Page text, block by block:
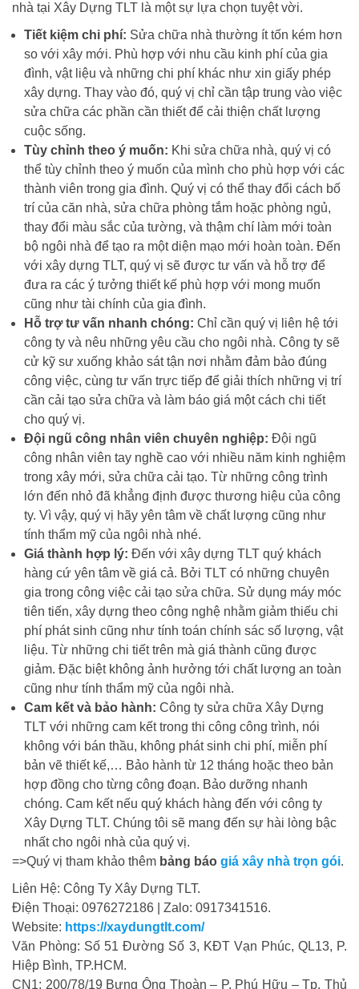
nhà tại Xây Dựng TLT là một sự lựa chọn tuyệt vời.
Tiết kiệm chi phí: Sửa chữa nhà thường ít tốn kém hơn
so với xây mới. Phù hợp với nhu cầu kinh phí của gia
đình, vật liệu và những chi phí khác như xin giấy phép
xây dựng. Thay vào đó, quý vị chỉ cần tập trung vào việc
sửa chữa các phần cần thiết để cải thiện chất lượng
cuộc sống.
Tùy chỉnh theo ý muốn: Khi sửa chữa nhà, quý vị có
thể tùy chỉnh theo ý muốn của mình cho phù hợp với các
thành viên trong gia đình. Quý vị có thể thay đổi cách bố
trí của căn nhà, sửa chữa phòng tắm hoặc phòng ngủ,
thay đổi màu sắc của tường, và thậm chí làm mới toàn
bộ ngôi nhà để tạo ra một diện mạo mới hoàn toàn. Đến
với xây dựng TLT, quý vị sẽ được tư vấn và hỗ trợ để
đưa ra các ý tưởng thiết kế phù hợp với mong muốn
cũng như tài chính của gia đình.
Hỗ trợ tư vấn nhanh chóng: Chỉ cần quý vị liên hệ tới
công ty và nêu những yêu cầu cho ngôi nhà. Công ty sẽ
cử kỹ sư xuống khảo sát tận nơi nhằm đảm bảo đúng
công việc, cùng tư vấn trực tiếp để giải thích những vị trí
cần cải tạo sửa chữa và làm báo giá một cách chi tiết
cho quý vị.
Đội ngũ công nhân viên chuyên nghiệp: Đội ngũ
công nhân viên tay nghề cao với nhiều năm kinh nghiệm
trong xây mới, sửa chữa cải tạo. Từ những công trình
lớn đến nhỏ đã khẳng định được thương hiệu của công
ty. Vì vậy, quý vị hãy yên tâm về chất lượng cũng như
tính thẩm mỹ của ngôi nhà nhé.
Giá thành hợp lý: Đến với xây dựng TLT quý khách
hàng cứ yên tâm về giá cả. Bởi TLT có những chuyên
gia trong công việc cải tạo sửa chữa. Sử dụng máy móc
tiên tiến, xây dựng theo công nghệ nhằm giảm thiếu chi
phí phát sinh cũng như tính toán chính sác số lượng, vật
liệu. Từ những chi tiết trên mà giá thành cũng được
giảm. Đặc biệt không ảnh hưởng tới chất lượng an toàn
cũng như tính thẩm mỹ của ngôi nhà.
Cam kết và bảo hành: Công ty sửa chữa Xây Dựng
TLT với những cam kết trong thi công công trình, nói
không với bán thầu, không phát sinh chi phí, miễn phí
bản vẽ thiết kế,… Bảo hành từ 12 tháng hoặc theo bản
hợp đồng cho từng công đoạn. Bảo dưỡng nhanh
chóng. Cam kết nếu quý khách hàng đến với công ty
Xây Dựng TLT. Chúng tôi sẽ mang đến sự hài lòng bậc
nhất cho ngôi nhà của quý vị.
=>Quý vị tham khảo thêm bảng báo giá xây nhà trọn gói.
Liên Hệ: Công Ty Xây Dựng TLT.
Điện Thoại: 0976272186 | Zalo: 0917341516.
Website: https://xaydungtlt.com/
Văn Phòng: Số 51 Đường Số 3, KĐT Vạn Phúc, QL13, P.
Hiệp Bình, TP.HCM.
CN1: 200/78/19 Bưng Ông Thoàn – P. Phú Hữu – Tp. Thủ